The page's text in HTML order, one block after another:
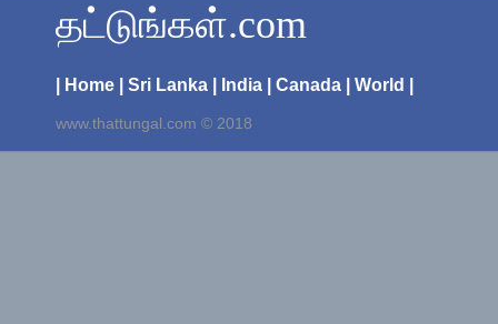
தட்டுங்கள்.com
| Home | Sri Lanka | India | Canada | World |
www.thattungal.com © 2018